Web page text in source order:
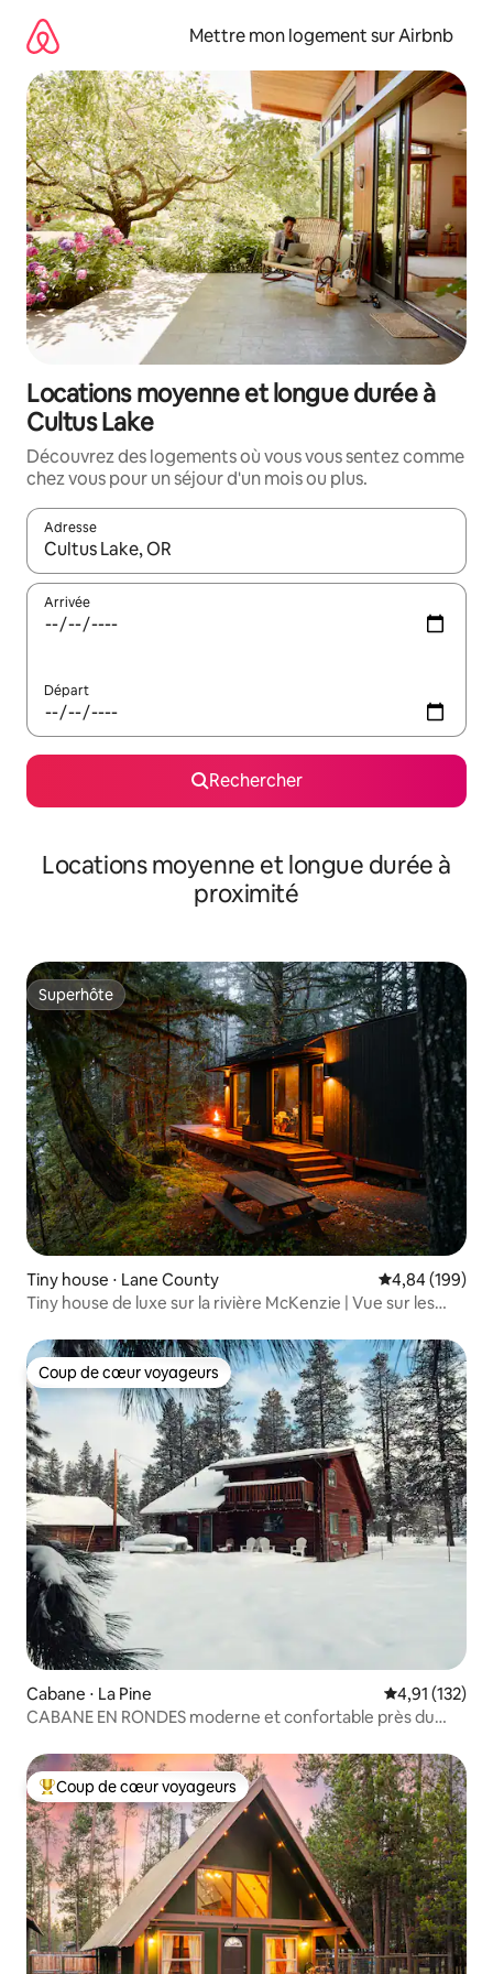
directement
contenu
Mettre mon logement sur Airbnb
Locations moyenne et longue durée à
Cultus Lake
Découvrez des logements où vous vous sentez comme
chez vous pour un séjour d'un mois ou plus.
Adresse
Lorsque les résultats s'affichent, utilisez les flèches vers le
Arrivée
Départ
Rechercher
Locations moyenne et longue durée à
proximité
Superhôte
Superhôte
Tiny house ⋅ Lane County Évaluation
4,84 (199)
Tiny house de luxe sur la rivière McKenzie | Vue sur les
Coup de cœur voyageurs
Coup de cœur voyageurs
Cabane ⋅ La Pine Évaluation
4,91 (132)
CABANE EN RONDES moderne et confortable près du
Coups de cœur voyageurs les plus appréciés
Coup de cœur voyageurs